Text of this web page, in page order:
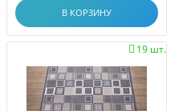
В КОРЗИНУ
19 шт.
